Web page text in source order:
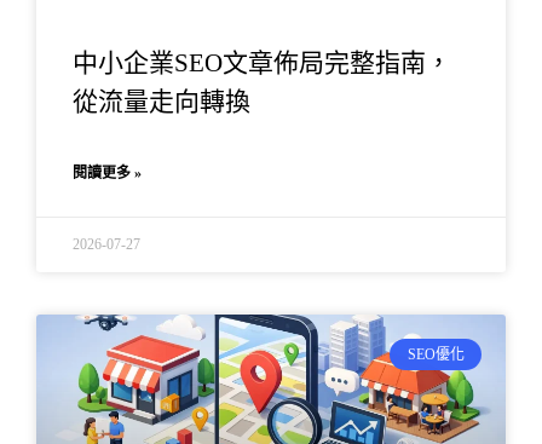
中小企業SEO文章佈局完整指南，
從流量走向轉換
閱讀更多 »
2026-07-27
SEO優化